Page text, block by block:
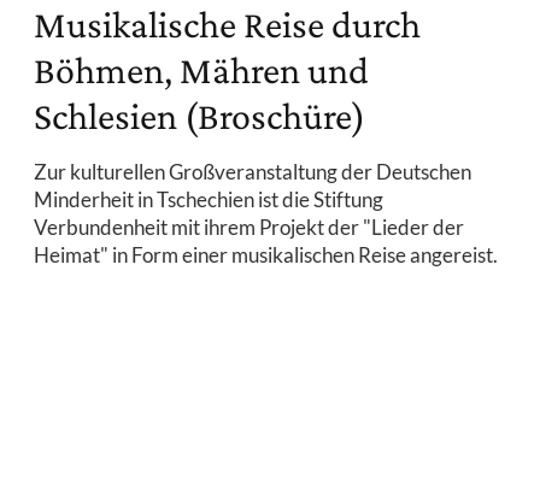
Musikalische Reise durch
Böhmen, Mähren und
Schlesien (Broschüre)
Zur kulturellen Großveranstaltung der Deutschen
Minderheit in Tschechien ist die Stiftung
Verbundenheit mit ihrem Projekt der "Lieder der
Heimat" in Form einer musikalischen Reise angereist.